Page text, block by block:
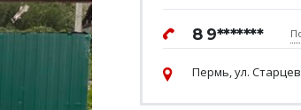
8 9*******
Пермь, ул.